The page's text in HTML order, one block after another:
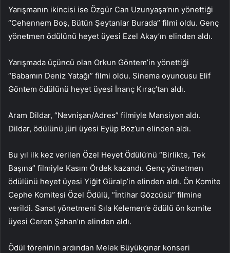
Yarışmanın ikincisi ise Özgür Can Uzunyaşa’nın yönettiği
“Cehennem Boş, Bütün Şeytanlar Burada” filmi oldu. Genç
yönetmen ödülünü heyet üyesi Ezel Akay’ın elinden aldı.
Yarışmada üçüncü olan Orkun Göntem’in yönettiği
“Babamın Deniz Yatağı” filmi oldu. Sinema oyuncusu Elif
Göntem ödülünü heyet üyesi İnanç Kıraç’tan aldı.
Aram Dildar, “Nevnişan/Adres” filmiyle Mansiyon aldı.
Dildar, ödülünü jüri üyesi Eyüp Boz’un elinden aldı.
Bu yıl ilk kez verilen Özel Heyet Ödülü’nü “Birlikte, Tek
Başına” filmiyle Kasım Ördek kazandı. Genç yönetmen
ödülünü heyet üyesi Yiğit Güralp’in elinden aldı. Ön Komite
Cephe Komitesi Özel Ödülü, “İntihar Gözcüsü” filmine
verildi. Sanat yönetmeni Sıla Kelemen’e ödülü ön komite
üyesi Ceren Şahan’ın elinden aldı.
Ödül töreninin ardından Melek Büyükçınar konseri